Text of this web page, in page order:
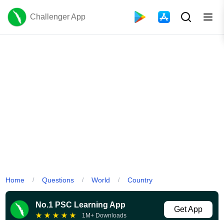
Challenger App
Home / Questions / World / Country
No.1 PSC Learning App
★ ★ ★ ★ ★ 1M+ Downloads
Get App